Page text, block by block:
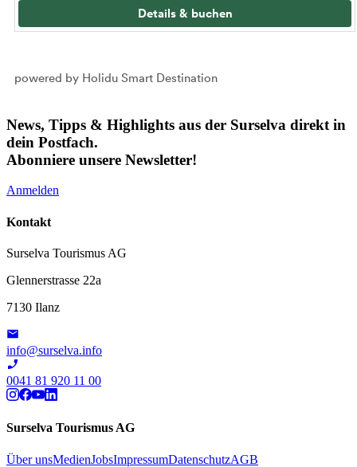
Details & buchen
powered by Holidu Smart Destination
News, Tipps & Highlights aus der Surselva direkt in
dein Postfach.
Abonniere unsere Newsletter!
Anmelden
Kontakt
Surselva Tourismus AG
Glennerstrasse 22a
7130 Ilanz
info@surselva.info
0041 81 920 11 00
Surselva Tourismus AG
Über unsMedienJobsImpressumDatenschutzAGB